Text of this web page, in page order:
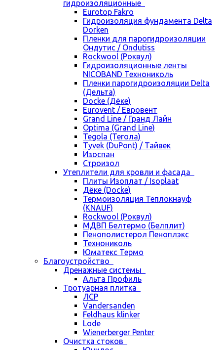
гидроизоляционные
Eurotop Fakro
Гидроизоляция фундамента Delta
Dorken
Пленки для парогидроизоляции
Ондутис / Ondutiss
Rockwool (Роквул)
Гидроизоляционные ленты
NICOBAND Технониколь
Пленки парогидроизоляции Delta
(Дельта)
Docke (Дёке)
Eurovent / Евровент
Grand Line / Гранд Лайн
Optima (Grand Line)
Tegola (Тегола)
Tyvek (DuPont) / Тайвек
Изоспан
Строизол
Утеплители для кровли и фасада
Плиты Изоплат / Isoplaat
Дёке (Docke)
Термоизоляция Теплокнауф
(KNAUF)
Rockwool (Роквул)
МДВП Белтермо (Белплит)
Пенополистерол Пеноплэкс
Технониколь
Юматекс Термо
Благоустройство
Дренажные системы
Альта Профиль
Тротуарная плитка
ЛСР
Vandersanden
Feldhaus klinker
Lode
Wienerberger Penter
Очистка стоков